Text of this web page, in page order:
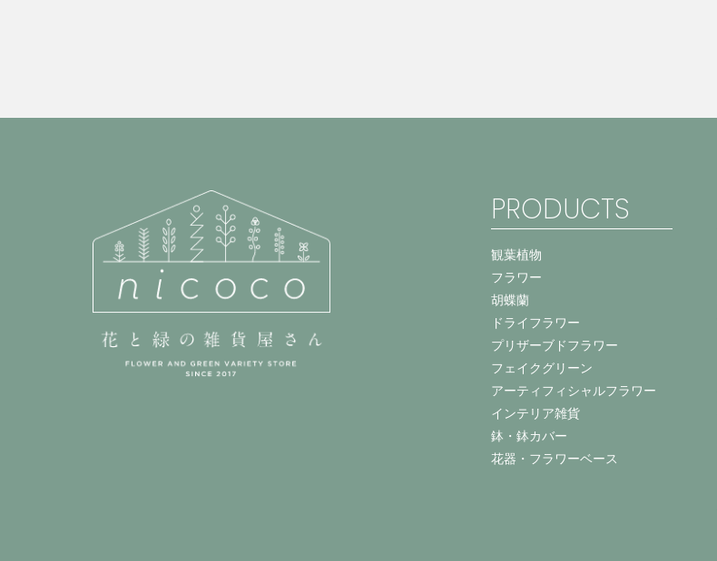
PRODUCTS
観葉植物
フラワー
胡蝶蘭
ドライフラワー
プリザーブドフラワー
フェイクグリーン
アーティフィシャルフラワー
インテリア雑貨
鉢・鉢カバー
花器・フラワーベース